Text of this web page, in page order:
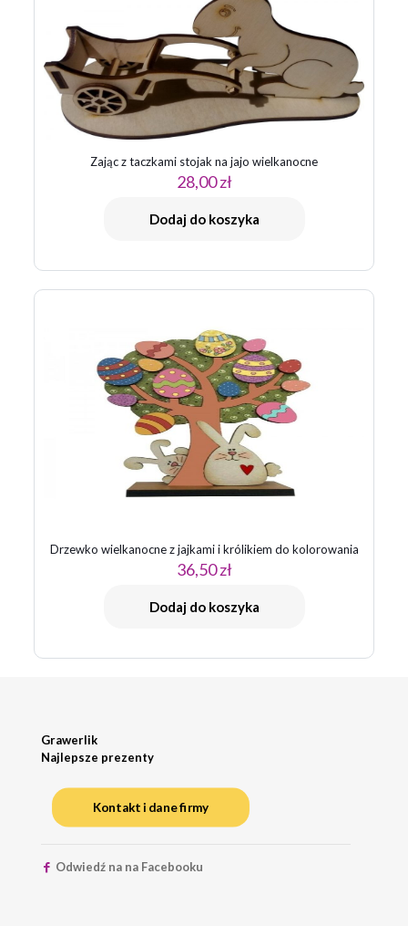
Zając z taczkami stojak na jajo wielkanocne
28,00zł
Dodaj do koszyka
Drzewko wielkanocne z jajkami i królikiem do kolorowania
36,50zł
Dodaj do koszyka
Grawerlik
Najlepsze prezenty
Kontakt i dane firmy
Odwiedź na na Facebooku